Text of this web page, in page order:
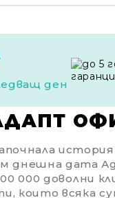
ден
дата
000 доволни
които всяка